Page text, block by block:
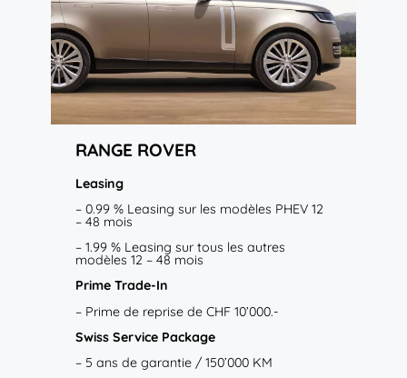
RANGE ROVER
Leasing
– 0.99 % Leasing sur les modèles PHEV 12
– 48 mois
– 1.99 % Leasing sur tous les autres
modèles 12 – 48 mois
Prime Trade-In
– Prime de reprise de CHF 10’000.-
Swiss Service Package
– 5 ans de garantie / 150’000 KM